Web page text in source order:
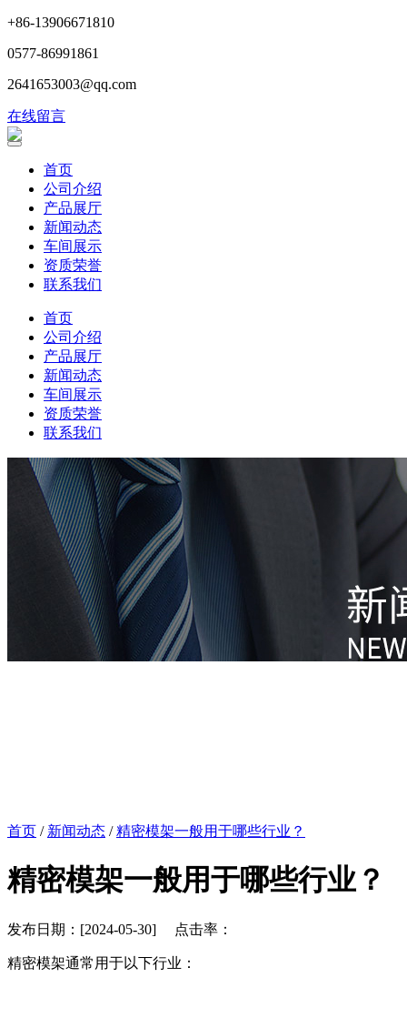
+86-13906671810
0577-86991861
2641653003@qq.com
在线留言
首页
公司介绍
产品展厅
新闻动态
车间展示
资质荣誉
联系我们
首页
公司介绍
产品展厅
新闻动态
车间展示
资质荣誉
联系我们
首页 / 新闻动态 /精密模架一般用于哪些行业？
精密模架一般用于哪些行业？
发布日期：[2024-05-30] 点击率：
精密模架通常用于以下行业：